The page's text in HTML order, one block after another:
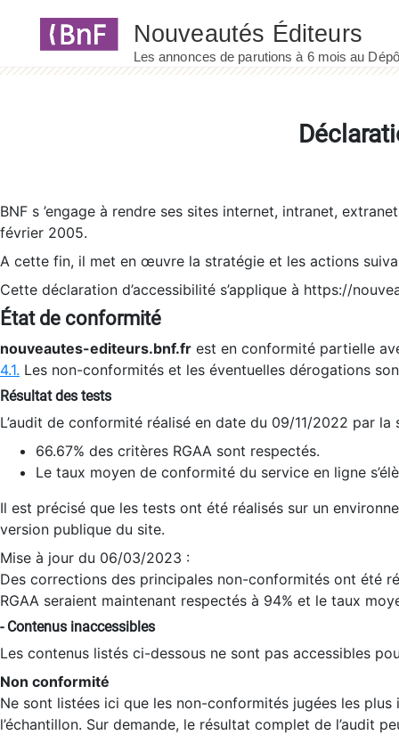
BNF s ’engage à rendre ses sites internet, intranet,
février 2005.
A cette fin, il met en œuvre la stratégie et les actions
Cette déclaration d’accessibilité s’applique à https://
État de conformité
nouveautes-editeurs.bnf.fr est en conformité partielle
4.1. Les non-conformités et les éventuelles dérogations
Résultat des tests
L’audit de conformité réalisé en date du 09/11/2022 par
66.67% des critères RGAA sont respectés.
Le taux moyen de conformité du service en ligne
Il est précisé que les tests ont été réalisés sur un
version publique du site.
Mise à jour du 06/03/2023 :
Des corrections des principales non-conformités ont été
RGAA seraient maintenant respectés à 94% et le taux
- Contenus inaccessibles
Les contenus listés ci-dessous ne sont pas accessibles
Non conformité
Ne sont listées ici que les non-conformités jugées les
l’échantillon. Sur demande, le résultat complet de l’audit